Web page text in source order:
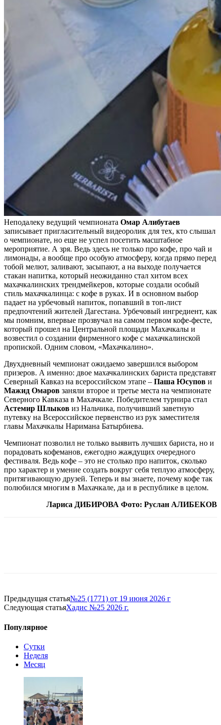
Неподалеку ведущий чемпионата Омар Алибутаев
записывает пригласительный видеоролик для тех, кто слышал
о чемпионате, но еще не успел посетить масштабное
мероприятие. А зря. Ведь здесь не только про кофе, про чай и
лимонады, а вообще про особую атмосферу, когда прямо перед
тобой мелют, заливают, засыпают, а на выходе получается
стакан напитка, который неожиданно стал хитом всех
махачкалинских трендмейкеров, которые создали особый
стиль махачкалинца: с кофе в руках. И в основном выбор
падает на урбечовый напиток, попавший в топ-лист
предпочтений жителей Дагестана. Урбечовый ингредиент, как
мы помним, впервые прозвучал на самом первом кофе-фесте,
который прошел на Центральной площади Махачкалы и
возвестил о создании фирменного кофе с махачкалинской
пропиской. Одним словом, «Махачкалино».
Двухдневный чемпионат ожидаемо завершился выбором
призеров. А именно: двое махачкалинских бариста представят
Северный Кавказ на всероссийском этапе – Паша Юсупов и
Мажид Омаров заняли второе и третье места на чемпионате
Северного Кавказа в Махачкале. Победителем турнира стал
Астемир Шлыков из Нальчика, получивший заветную
путевку на Всероссийское первенство из рук заместителя
главы Махачкалы Наримана Батырбиева.
Чемпионат позволил не только выявить лучших бариста, но и
порадовать кофеманов, ежегодно жаждущих очередного
фестиваля. Ведь кофе – это не столько про напиток, сколько
про характер и умение создать вокруг себя теплую атмосферу,
притягивающую друзей. Теперь и вы знаете, почему кофе так
полюбился многим в Махачкале, да и в республике в целом.
Лариса ДИБИРОВА Фото: Руслан АЛИБЕКОВ
Предыдущая статья№25 (1771) от 19 июня 2026 г
Следующая статьяХадис №25 2026 г.
Популярное
Сутки
Неделя
Месяц